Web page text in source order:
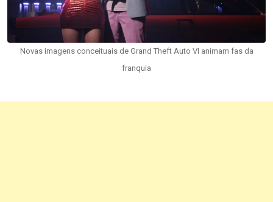
Novas imagens conceituais de Grand Theft Auto VI animam fas da
franquia